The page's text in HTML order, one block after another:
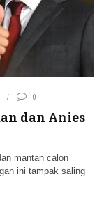
0
dan Anies
mantan calon
ini tampak saling